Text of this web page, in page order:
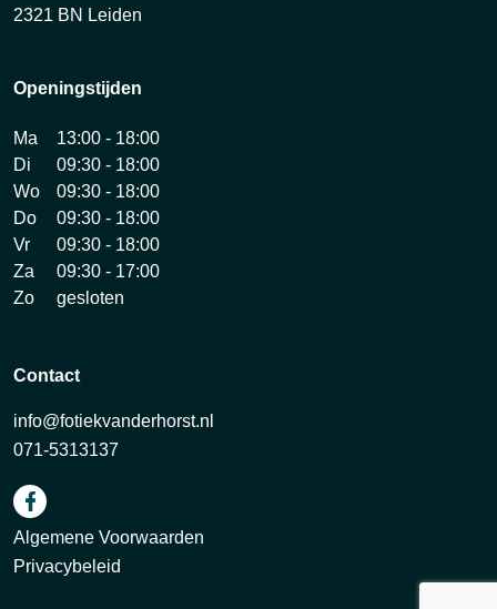
2321 BN Leiden
Openingstijden
Ma
13:00 - 18:00
Di
09:30 - 18:00
Wo
09:30 - 18:00
Do
09:30 - 18:00
Vr
09:30 - 18:00
Za
09:30 - 17:00
Zo
gesloten
Contact
info@fotiekvanderhorst.nl
071-5313137
Algemene Voorwaarden
Privacybeleid